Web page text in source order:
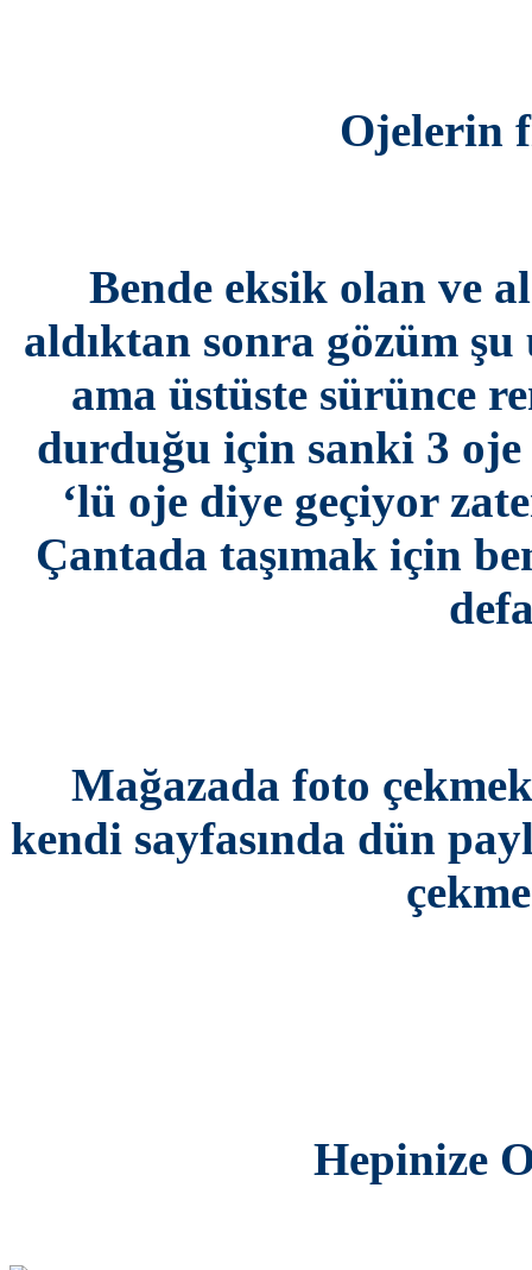
Ojelerin
Bende eksik olan ve
aldıktan sonra gözüm
ama üstüste sürünce
durduğu için sanki 3
‘lü oje diye geçiyor
Çantada taşımak için
Mağazada foto
kendi sayfasında dün
Hepinize